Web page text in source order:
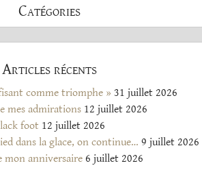
Catégories
Articles récents
comme triomphe » 31 juillet 2026
mes admirations 12 juillet 2026
foot 12 juillet 2026
dans la glace, on continue… 9 juillet 2026
mon anniversaire 6 juillet 2026